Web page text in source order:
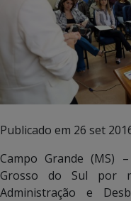
Publicado em 26 set
Campo Grande (MS)
Grosso do Sul por
Administração e